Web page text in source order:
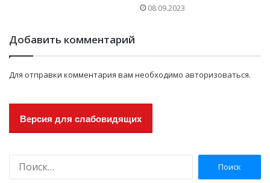
08.09.2023
Добавить комментарий
Для отправки комментария вам необходимо авторизоваться.
Версия для слабовидящих